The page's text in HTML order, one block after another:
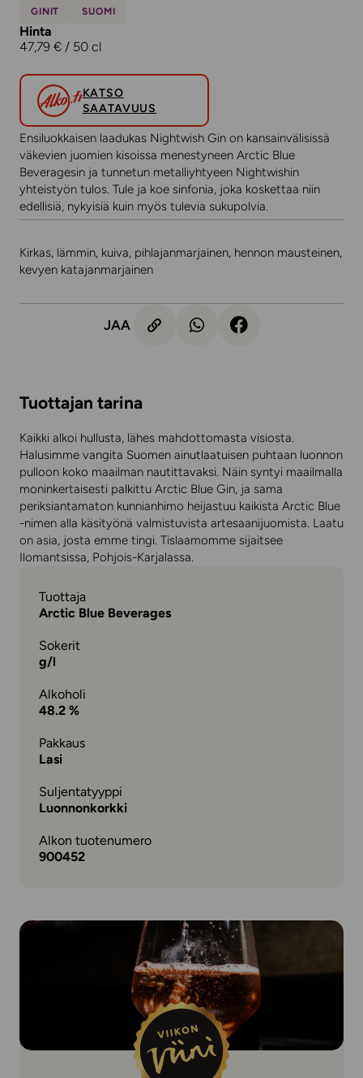
GINIT SUOMI
Hinta
47,79 € / 50 cl
KATSO
SAATAVUUS
Ensiluokkaisen laadukas Nightwish Gin on kansainvälisissä
väkevien juomien kisoissa menestyneen Arctic Blue
Beveragesin ja tunnetun metalliyhtyeen Nightwishin
yhteistyön tulos. Tule ja koe sinfonia, joka koskettaa niin
edellisiä, nykyisiä kuin myös tulevia sukupolvia.
Kirkas, lämmin, kuiva, pihlajanmarjainen, hennon mausteinen,
kevyen katajanmarjainen
JAA
Tuottajan tarina
Kaikki alkoi hullusta, lähes mahdottomasta visiosta.
Halusimme vangita Suomen ainutlaatuisen puhtaan luonnon
pulloon koko maailman nautittavaksi. Näin syntyi maailmalla
moninkertaisesti palkittu Arctic Blue Gin, ja sama
periksiantamaton kunnianhimo heijastuu kaikista Arctic Blue
-nimen alla käsityönä valmistuvista artesaanijuomista. Laatu
on asia, josta emme tingi. Tislaamomme sijaitsee
Ilomantsissa, Pohjois-Karjalassa.
Tuottaja
Arctic Blue Beverages
Sokerit
g/l
Alkoholi
48.2 %
Pakkaus
Lasi
Suljentatyyppi
Luonnonkorkki
Alkon tuotenumero
900452